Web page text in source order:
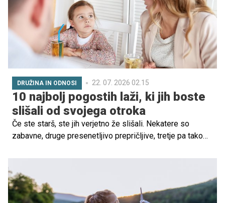
DRUŽINA IN ODNOSI 22. 07. 2026 02.15
10 najbolj pogostih laži, ki jih boste
slišali od svojega otroka
Če ste starš, ste jih verjetno že slišali. Nekatere so
zabavne, druge presenetljivo prepričljive, tretje pa tako
Čeprav nas lahko spravijo ob živce, je laganje pri otrocih
pogosto normalen del razvoja in ne nujno znak težav v
vedenju. Otroci se tako učijo razumeti odzive drugih ljudi,
preizkušajo meje in razvijajo socialne spretnosti.